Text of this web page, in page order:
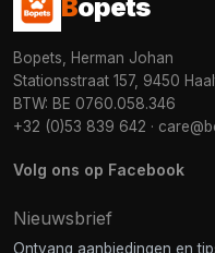
Bopets
Bopets, Herman Johan
Stationsstraat 157, 9450
BTW: BE 0760.058.346
+32 (0)53 839 642 ·
Volg ons op Facebook
Nieuwsbrief
Ontvang aanbiedingen en